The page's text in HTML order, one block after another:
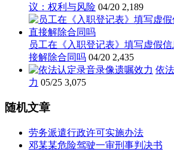
议：权利与风险 04/20 2,189
员工在《入职登记表》填写虚假
接解除合同吗 04/20 2,435
依
力 05/25 3,075
随机文章
劳务派遣行政许可实施办法
邓某某危险驾驶一审刑事判决书